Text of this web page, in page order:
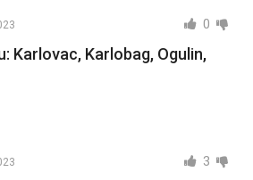
0
Karlovac, Karlobag, Ogulin,
3